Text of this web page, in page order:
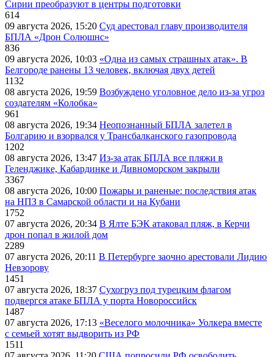
Сирии преобразуют в центры подготовки
614
09 августа 2026, 15:20 Суд арестовал главу производителя
БПЛА «Дрон Солюшнс»
836
09 августа 2026, 10:03 «Одна из самых страшных атак». В
Белгороде ранены 13 человек, включая двух детей
1132
08 августа 2026, 19:59 Возбуждено уголовное дело из-за угроз
создателям «Колобка»
961
08 августа 2026, 19:34 Неопознанный БПЛА залетел в
Болгарию и взорвался у Трансбалканского газопровода
1202
08 августа 2026, 13:47 Из-за атак БПЛА все пляжи в
Геленджике, Кабардинке и Дивноморском закрыли
3367
08 августа 2026, 10:00 Пожары и раненые: последствия атак
на НПЗ в Самарской области и на Кубани
1752
07 августа 2026, 20:34 В Ялте БЭК атаковал пляж, в Керчи
дрон попал в жилой дом
2289
07 августа 2026, 20:11 В Петербурге заочно арестовали Лидию
Невзорову
1451
07 августа 2026, 18:37 Сухогруз под турецким флагом
подвергся атаке БПЛА у порта Новороссийск
1487
07 августа 2026, 17:13 «Веселого молочника» Уолкера вместе
с семьей хотят выдворить из РФ
1511